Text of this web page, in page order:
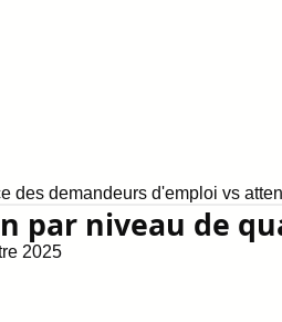
des demandeurs d'emploi vs
par niveau de
2025